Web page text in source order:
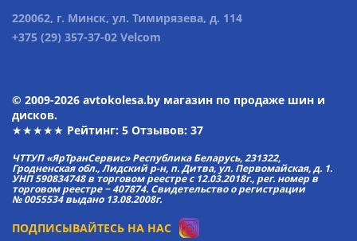
220062, г. Минск, ул. Тимирязева, д. 114
+375 (29) 357-37-02 Velcom
© 2009-2026 avtokolesa.by магазин по продаже шин и
дисков.
★★★★★ Рейтинг: 5 Отзывов: 37
ЧТТУП «ЯрТранСервис» Республика Беларусь, 231322,
Гродненская обл., Лидский р-н, п. Дитва, ул. Первомайская, д. 1.
УНП 590834748 в торговом реестре с 12.03.2018г., рег. номер в
торговом реестре − 407874. Свидетельство о регистрации
№ 0055534 выдано 13.08.2008г.
ПОДПИСЫВАЙТЕСЬ НА НАС